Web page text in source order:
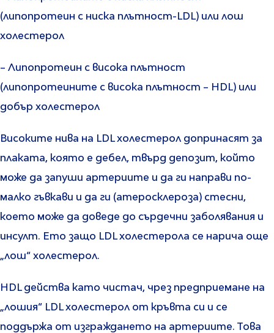
(липопротеин с ниска плътност-LDL) или лош
холестерол
– Липопротеин с висока плътност
(липопротеините с висока плътност – HDL) или
добър холестерол
Високите нива на LDL холестерол допринасят за
плаката, която е дебел, твърд депозит, който
може да запуши артериите и да ги направи по-
малко гъвкави и да ги (атеросклероза) стесни,
което може да доведе до сърдечни заболявания и
инсулт. Ето защо LDL холестерола се нарича още
„лош“ холестерол.
HDL действа като чистач, чрез предприемане на
„лошия“ LDL холестерол от кръвта си и се
поддържа от изграждането на артериите. Това